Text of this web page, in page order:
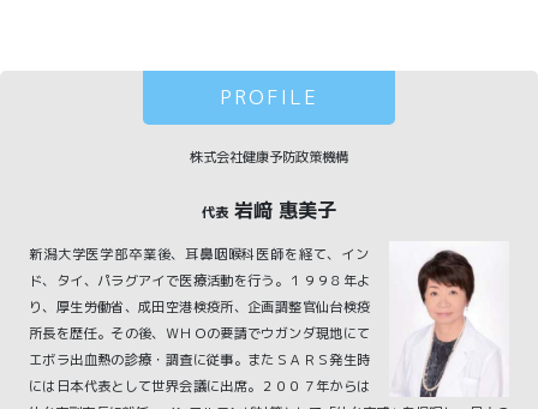
PROFILE
株式会社健康予防政策機構
代表 岩﨑 惠美子
新潟大学医学部卒業後、耳鼻咽喉科医師を経て、イン
ド、タイ、パラグアイで医療活動を行う。１９９８年よ
り、厚生労働省、成田空港検疫所、企画調整官仙台検疫
所長を歴任。その後、ＷＨＯの要請でウガンダ現地にて
エボラ出血熱の診療・調査に従事。またＳＡＲＳ発生時
には日本代表として世界会議に出席。２００７年からは